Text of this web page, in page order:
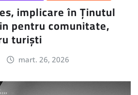
implicare în Ținutul
pentru comunitate,
turiști
mart. 26, 2026